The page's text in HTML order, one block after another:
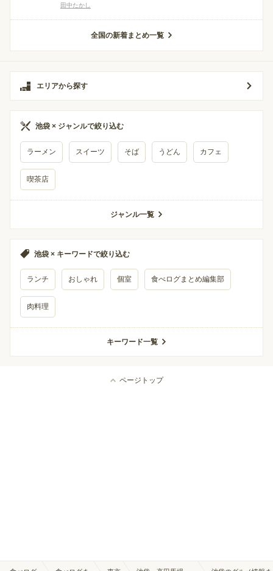
田中たかし
全国の新着まとめ一覧
エリアから探す
池袋 × ジャンルで絞り込む
ラーメン スイーツ そば うどん カフェ
喫茶店
ジャンル一覧
池袋 × キーワードで絞り込む
ランチ おしゃれ 個室 食べログまとめ編集部
肉料理
キーワード一覧
ページトップ